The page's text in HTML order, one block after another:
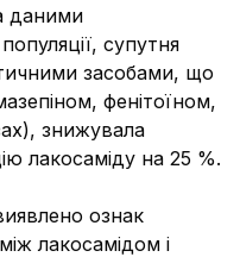
даними
супутня
засобами, що
фенітоїном,
знижувала
лакосаміду на 25 %.
ознак
лакосамідом і